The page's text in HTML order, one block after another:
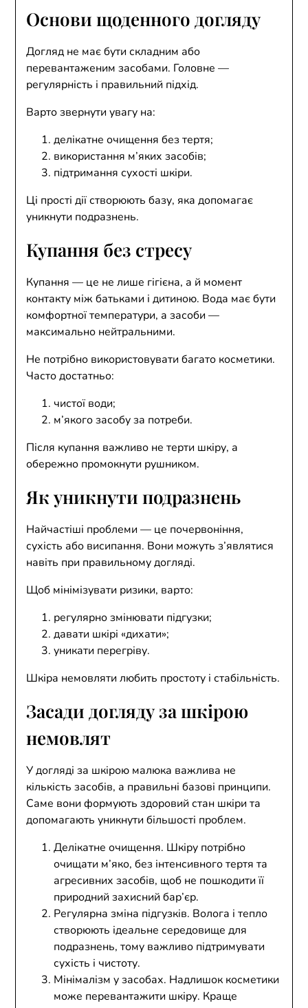
Основи щоденного догляду
Догляд не має бути складним або
перевантаженим засобами. Головне —
регулярність і правильний підхід.
Варто звернути увагу на:
делікатне очищення без тертя;
використання м’яких засобів;
підтримання сухості шкіри.
Ці прості дії створюють базу, яка допомагає
уникнути подразнень.
Купання без стресу
Купання — це не лише гігієна, а й момент
контакту між батьками і дитиною. Вода має бути
комфортної температури, а засоби —
максимально нейтральними.
Не потрібно використовувати багато косметики.
Часто достатньо:
чистої води;
м’якого засобу за потреби.
Після купання важливо не терти шкіру, а
обережно промокнути рушником.
Як уникнути подразнень
Найчастіші проблеми — це почервоніння,
сухість або висипання. Вони можуть з’являтися
навіть при правильному догляді.
Щоб мінімізувати ризики, варто:
регулярно змінювати підгузки;
давати шкірі «дихати»;
уникати перегріву.
Шкіра немовляти любить простоту і стабільність.
Засади догляду за шкірою
немовлят
У догляді за шкірою малюка важлива не
кількість засобів, а правильні базові принципи.
Саме вони формують здоровий стан шкіри та
допомагають уникнути більшості проблем.
Делікатне очищення. Шкіру потрібно
очищати м’яко, без інтенсивного тертя та
агресивних засобів, щоб не пошкодити її
природний захисний бар’єр.
Регулярна зміна підгузків. Волога і тепло
створюють ідеальне середовище для
подразнень, тому важливо підтримувати
сухість і чистоту.
Мінімалізм у засобах. Надлишок косметики
може перевантажити шкіру. Краще